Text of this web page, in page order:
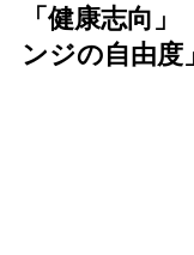
「健康志向
ンジの自由度」